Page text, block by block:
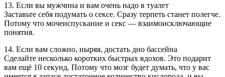
13. Если вы мужчина и вам очень надо в туалет
Заставьте себя подумать о сексе. Сразу терпеть станет полегче.
Потому что мочеиспускание и секс ― взаимоисключающие
понятия.
14. Если вам сложно, ныряя, достать дно бассейна
Сделайте несколько коротких быстрых вдохов. Это подарит
вам ещё 10 секунд. Потому что мозг будет думать, что у вас